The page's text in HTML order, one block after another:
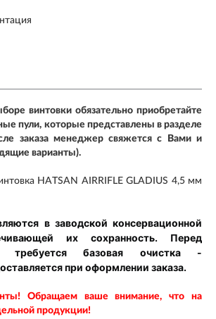
винтовки обязательно приобретайте
пули, которые представлены в разделе
заказа менеджер свяжется с Вами и
варианты).
HATSAN AIRRIFLE GLADIUS 4,5 мм
в заводской консервационной
их сохранность. Перед
требуется базовая очистка -
при оформлении заказа.
Обращаем ваше внимание, что на
продукции!